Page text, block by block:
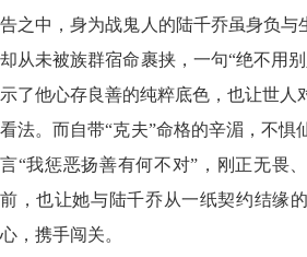
告之中，身为战鬼人的陆千乔虽身负与
却从未被族群宿命裹挟，一句“绝不用
示了他心存良善的纯粹底色，也让世人
看法。而自带“克夫”命格的辛湄，不惧
言“我惩恶扬善有何不对”，刚正无畏
前，也让她与陆千乔从一纸契约结缘
心，携手闯关。